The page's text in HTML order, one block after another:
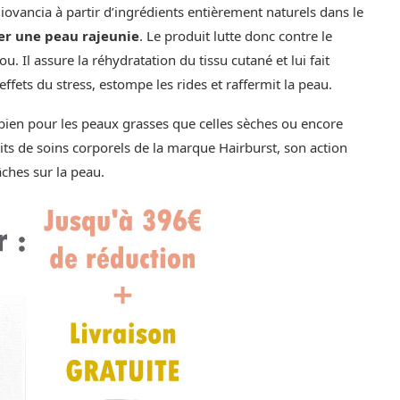
à partir d’ingrédients entièrement naturels dans le
une peau rajeunie. Le produit lutte donc contre le
Il assure la réhydratation du tissu cutané et lui fait
du stress, estompe les rides et raffermit la peau.
pour les peaux grasses que celles sèches ou encore
de soins corporels de la marque Hairburst, son action
sur la peau.